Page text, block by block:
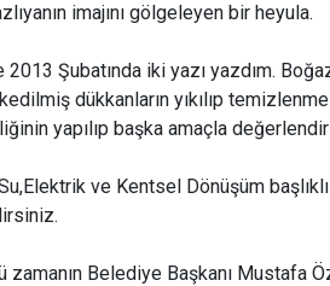
imajını gölgeleyen bir heyula.
Şubatında iki yazı yazdım.
dükkanların yıkılıp
yapılıp başka amaçla
ve Kentsel Dönüşüm
zamanın Belediye Başkanı Mustafa